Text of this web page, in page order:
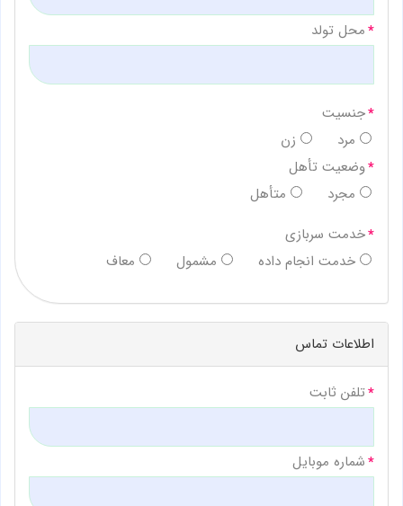
محل تولد
جنسیت
مرد
زن
وضعیت تأهل
مجرد
متأهل
خدمت سربازی
خدمت انجام داده
مشمول معاف
اطلاعات تماس
تلفن ثابت
شماره موبایل